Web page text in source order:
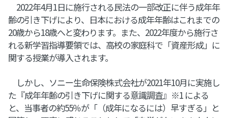
2022年4月1日に施行される民法の一部改正に伴う成年年
齢の引き下げにより、日本における成年年齢はこれまでの
20歳から18歳へと変わります。また、2022年度から施行さ
れる新学習指導要領では、高校の家庭科で「資産形成」に
関する授業が導入されます。
しかし、ソニー生命保険株式会社が2021年10月に実施し
た『成年年齢の引き下げに関する意識調査』※1 による
と、当事者の約55％が「（成年になるには）早すぎる」と